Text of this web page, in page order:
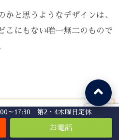
～17:30 第2・4木曜日定休
かと思うようなデザインは、
こにもない唯一無二のもので
指定石材店制度」』